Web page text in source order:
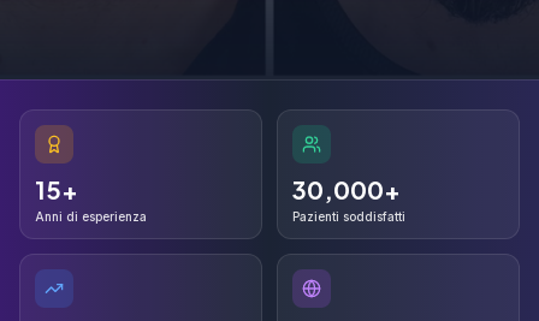
15+
Anni di esperienza
30,000+
Pazienti soddisfatti